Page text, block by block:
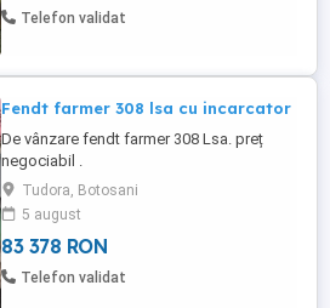
Telefon validat
Fendt farmer 308 lsa cu incarcator
De vânzare fendt farmer 308 Lsa. preț
negociabil .
Tudora, Botosani
5 august
83 378 RON
Telefon validat